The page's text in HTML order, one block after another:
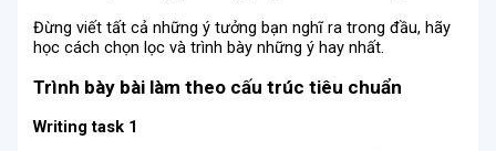
Đừng viết tất cả những ý tưởng bạn nghĩ ra trong đầu, hãy
học cách chọn lọc và trình bày những ý hay nhất.
Trình bày bài làm theo cấu trúc tiêu chuẩn
Writing task 1